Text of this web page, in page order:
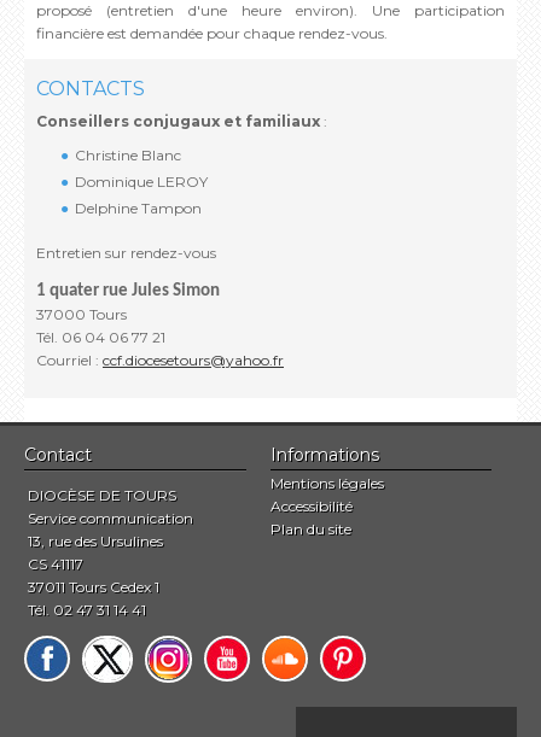
proposé (entretien d'une heure environ). Une participation
financière est demandée pour chaque rendez-vous.
CONTACTS
Conseillers conjugaux et familiaux :
Christine Blanc
Dominique LEROY
Delphine Tampon
Entretien sur rendez-vous
1 quater rue Jules Simon
37000 Tours
Tél. 06 04 06 77 21
Courriel : ccf.diocesetours@yahoo.fr
Contact
DIOCÈSE DE TOURS
Service communication
13, rue des Ursulines
CS 41117
37011 Tours Cedex 1
Tél. 02 47 31 14 41
Informations
Mentions légales
Accessibilité
Plan du site